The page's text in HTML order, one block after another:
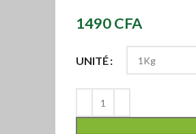
1490CFA
UNITÉ